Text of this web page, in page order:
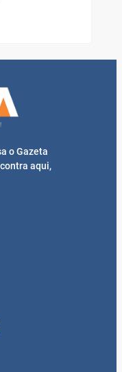
o Gazeta
aqui,